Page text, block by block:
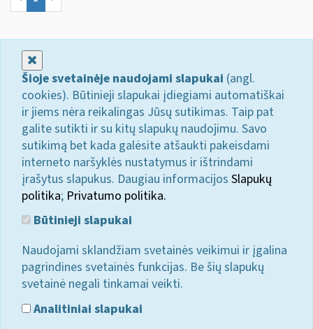
Šioje svetainėje naudojami slapukai (angl.
cookies). Būtinieji slapukai įdiegiami automatiškai
ir jiems nėra reikalingas Jūsų sutikimas. Taip pat
galite sutikti ir su kitų slapukų naudojimu. Savo
sutikimą bet kada galėsite atšaukti pakeisdami
interneto naršyklės nustatymus ir ištrindami
įrašytus slapukus. Daugiau informacijos Slapukų
politika; Privatumo politika.
Būtinieji slapukai
Naudojami sklandžiam svetainės veikimui ir įgalina
pagrindines svetainės funkcijas. Be šių slapukų
svetainė negali tinkamai veikti.
Analitiniai slapukai